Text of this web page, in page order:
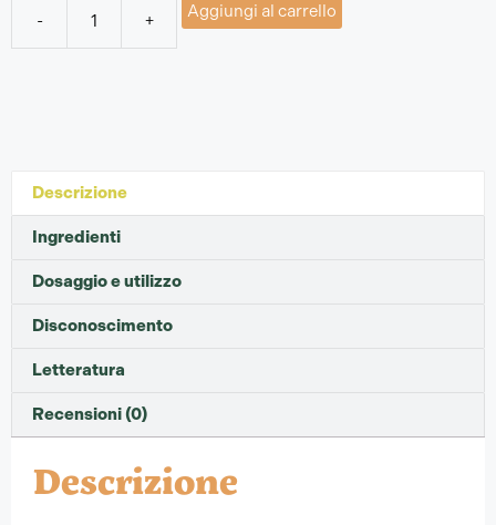
- + Aggiungi al carrello
Descrizione
Ingredienti
Dosaggio e utilizzo
Disconoscimento
Letteratura
Recensioni (0)
Descrizione